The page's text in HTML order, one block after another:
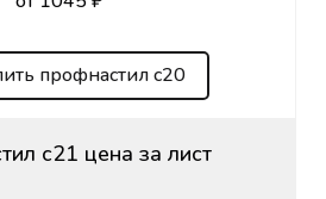
профнастил с20
с21 цена за лист